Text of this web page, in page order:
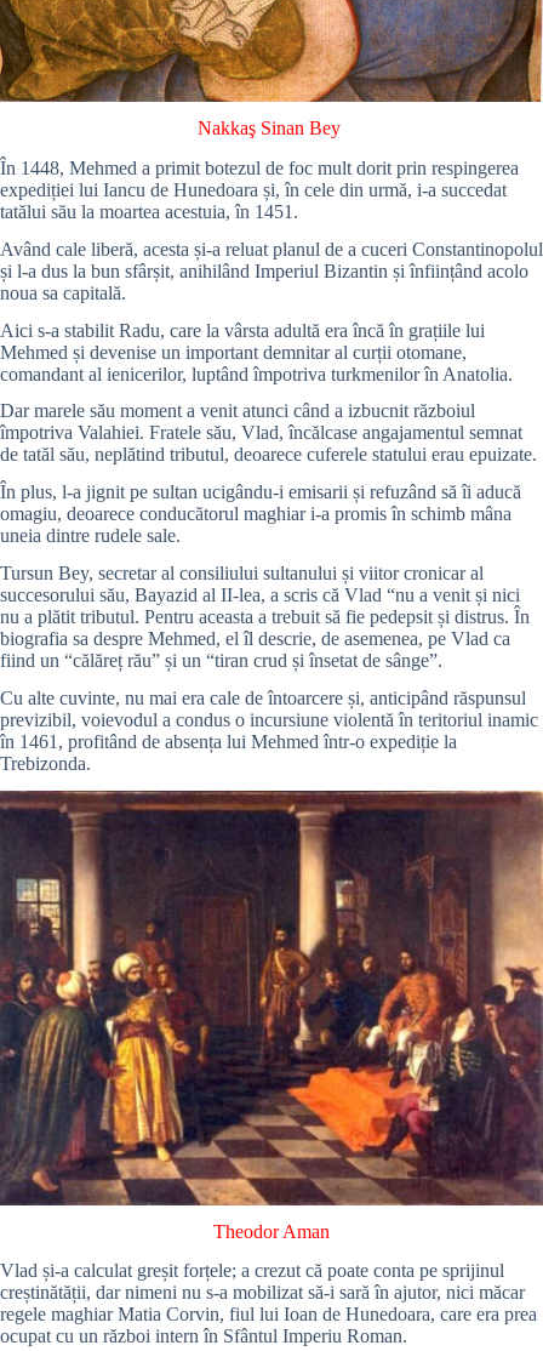
Nakkaş Sinan Bey
În 1448, Mehmed a primit botezul de foc mult dorit prin respingerea
expediției lui Iancu de Hunedoara și, în cele din urmă, i-a succedat
tatălui său la moartea acestuia, în 1451.
Având cale liberă, acesta și-a reluat planul de a cuceri Constantinopolul
și l-a dus la bun sfârșit, anihilând Imperiul Bizantin și înființând acolo
noua sa capitală.
Aici s-a stabilit Radu, care la vârsta adultă era încă în grațiile lui
Mehmed și devenise un important demnitar al curții otomane,
comandant al ienicerilor, luptând împotriva turkmenilor în Anatolia.
Dar marele său moment a venit atunci când a izbucnit războiul
împotriva Valahiei. Fratele său, Vlad, încălcase angajamentul semnat
de tatăl său, neplătind tributul, deoarece cuferele statului erau epuizate.
În plus, l-a jignit pe sultan ucigându-i emisarii și refuzând să îi aducă
omagiu, deoarece conducătorul maghiar i-a promis în schimb mâna
uneia dintre rudele sale.
Tursun Bey, secretar al consiliului sultanului și viitor cronicar al
succesorului său, Bayazid al II-lea, a scris că Vlad “nu a venit și nici
nu a plătit tributul. Pentru aceasta a trebuit să fie pedepsit și distrus. În
biografia sa despre Mehmed, el îl descrie, de asemenea, pe Vlad ca
fiind un “călăreț rău” și un “tiran crud și însetat de sânge”.
Cu alte cuvinte, nu mai era cale de întoarcere și, anticipând răspunsul
previzibil, voievodul a condus o incursiune violentă în teritoriul inamic
în 1461, profitând de absența lui Mehmed într-o expediție la
Trebizonda.
Theodor Aman
Vlad și-a calculat greșit forțele; a crezut că poate conta pe sprijinul
creștinătății, dar nimeni nu s-a mobilizat să-i sară în ajutor, nici măcar
regele maghiar Matia Corvin, fiul lui Ioan de Hunedoara, care era prea
ocupat cu un război intern în Sfântul Imperiu Roman.